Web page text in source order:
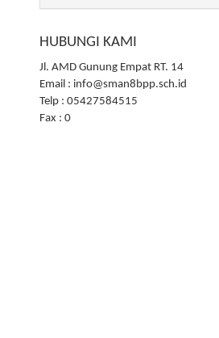
HUBUNGI KAMI
Jl. AMD Gunung Empat RT. 14
Email : info@sman8bpp.sch.id
Telp : 05427584515
Fax : 0